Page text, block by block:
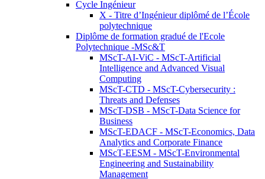
Cycle Ingénieur
X - Titre d’Ingénieur diplômé de l’École
polytechnique
Diplôme de formation gradué de l'Ecole
Polytechnique -MSc&T
MScT-AI-ViC - MScT-Artificial
Intelligence and Advanced Visual
Computing
MScT-CTD - MScT-Cybersecurity :
Threats and Defenses
MScT-DSB - MScT-Data Science for
Business
MScT-EDACF - MScT-Economics, Data
Analytics and Corporate Finance
MScT-EESM - MScT-Environmental
Engineering and Sustainability
Management